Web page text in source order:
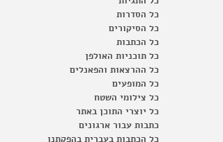
כל הסדרות
כל הסיקורים
כל הכתבות
כל תוכניות האולפן
כל ההרצאות והפאנלים
כל המופעים
כל צילומי השטח
כל יוצרי התוכן באתר
כתבות עבור ארגונים
כל הכתבות בעברית בהפקתנו